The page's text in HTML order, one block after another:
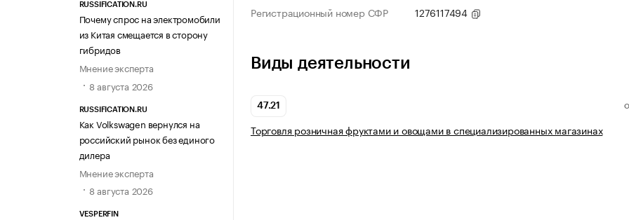
RUSSIFICATION.RU
Почему спрос на электромобили
из Китая смещается в сторону
гибридов
Мнение эксперта
8 августа 2026
RUSSIFICATION.RU
Как Volkswagen вернулся на
российский рынок без единого
дилера
Мнение эксперта
8 августа 2026
VESPERFIN
Регистрационный номер СФР 1276117494
Виды деятельности
47.21
Торговля розничная фруктами и овощами в специализированных магазинах